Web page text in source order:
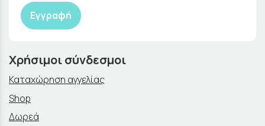
Εγγραφή
Χρήσιμοι σύνδεσμοι
Καταχώρηση αγγελίας
Shop
Δωρεά